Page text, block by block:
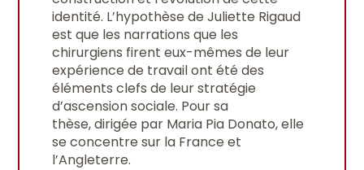
identité. L’hypothèse de Juliette Rigaud
est que les narrations que les
chirurgiens firent eux-mêmes de leur
expérience de travail ont été des
éléments clefs de leur stratégie
d’ascension sociale. Pour sa
thèse, dirigée par Maria Pia Donato, elle
se concentre sur la France et
l’Angleterre.